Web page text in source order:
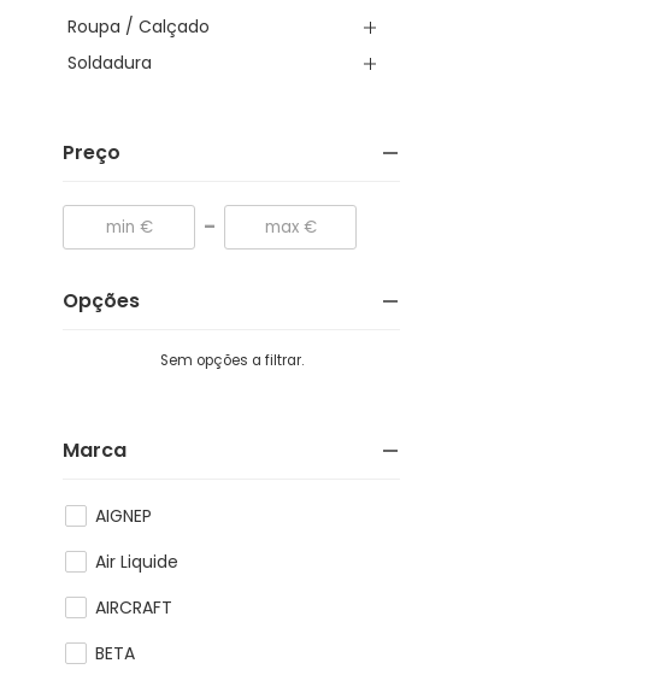
Roupa / Calçado
Soldadura
Preço
-
Opções
Sem opções a filtrar.
Marca
AIGNEP
Air Liquide
AIRCRAFT
BETA